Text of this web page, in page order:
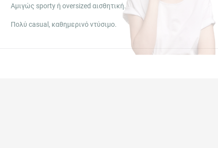
Αμιγώς sporty ή oversized αισθητική.
Πολύ casual, καθημερινό ντύσιμο.